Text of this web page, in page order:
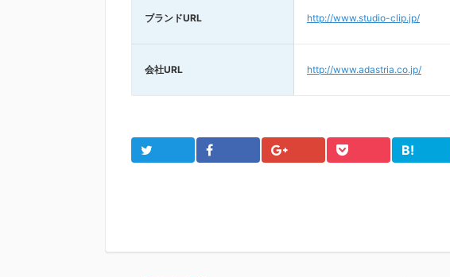
ブランドURL http://www.studio-clip.jp/
会社URL http://www.adastria.co.jp/
Twitter Facebook Google+ Pocket
B!
は